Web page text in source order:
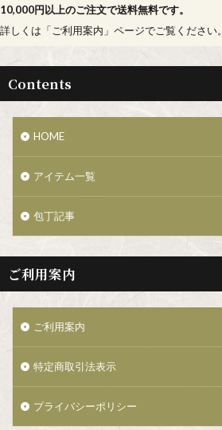
10,000円以上のご注文で送料無料です。
詳しくは「 ご利用案内 」ページでご覧ください。
Contents
HOME
アイテム一覧
包丁記事
ご利用案内
ご利用案内
特定商取引法表示
プライバシーポリシー